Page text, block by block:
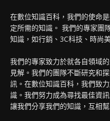
在數位知識百科，我們的使命
定所需的知識。 我們的專家團
知識，如行銷、3C科技、時尚
我們的專家致力於就各自領域
見解。我們的團隊不斷研究和
訊。在數位知識百科，我們致
識。我們努力成為尋找最佳資
讓我們分享我們的知識，互相